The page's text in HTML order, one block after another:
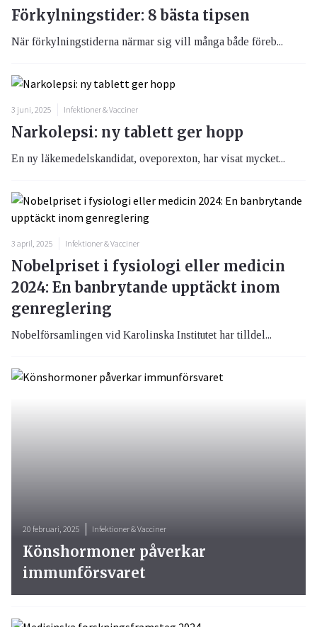
Förkylningstider: 8 bästa tipsen
När förkylningstiderna närmar sig vill många både föreb...
3 juni, 2025 Infektioner & Vacciner
Narkolepsi: ny tablett ger hopp
En ny läkemedelskandidat, oveporexton, har visat mycket...
3 april, 2025 Infektioner & Vacciner
Nobelpriset i fysiologi eller medicin
2024: En banbrytande upptäckt inom
genreglering
Nobelförsamlingen vid Karolinska Institutet har tilldel...
20 februari, 2025 Infektioner & Vacciner
Könshormoner påverkar
immunförsvaret